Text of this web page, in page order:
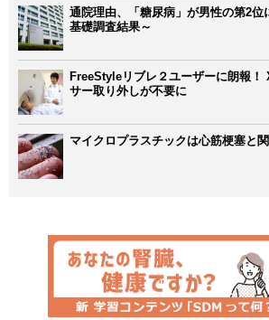
通院理由、「糖尿病」が男性の第2
基礎調査結果～
FreeStyleリブレ２ユーザーに朗報！
サー取り外しが不要に
マイクロプラスチックは心筋梗塞と